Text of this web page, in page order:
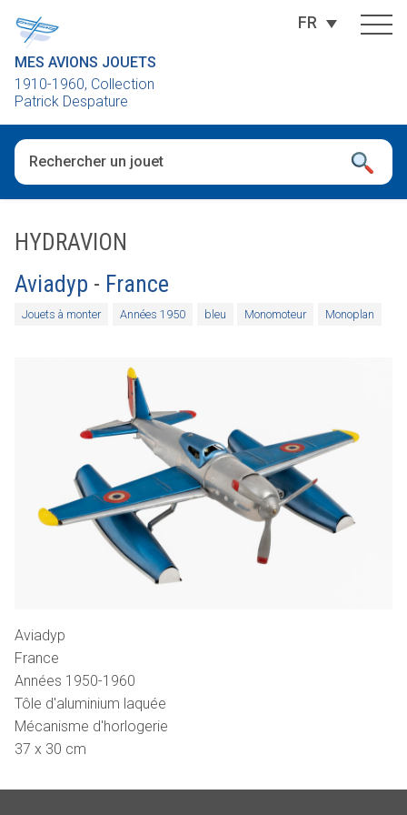
MES AVIONS JOUETS
1910-1960, Collection
Patrick Despature
FR
HYDRAVION
Aviadyp - France
Jouets à monter Années 1950 bleu Monomoteur Monoplan
Aviadyp
France
Années 1950-1960
Tôle d'aluminium laquée
Mécanisme d'horlogerie
37 x 30 cm